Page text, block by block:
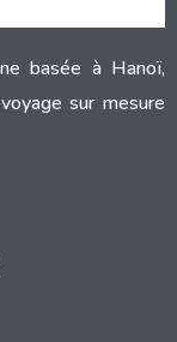
basée à Hanoï,
sur mesure